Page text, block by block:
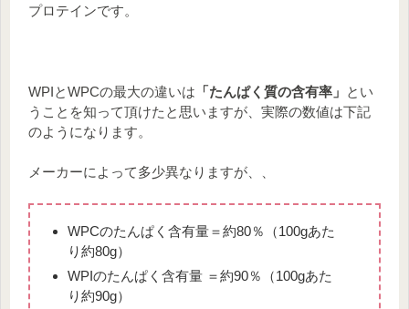
プロテインです。
WPIとWPCの最大の違いは 「たんぱく質の含有率」 とい
うことを知って頂けたと思いますが、実際の数値は下記
のようになります。
メーカーによって多少異なりますが、、
WPCのたんぱく含有量＝約80％（100gあた
り約80g）
WPIのたんぱく含有量 ＝約90％（100gあた
り約90g）